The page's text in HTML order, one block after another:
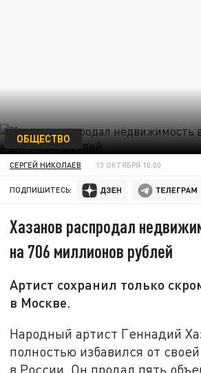
ОБЩЕСТВО
СЕРГЕЙ НИКОЛАЕВ 13 ОКТЯБРЯ 10:00
ПОДПИШИТЕСЬ:
Хазанов распродал
на 706 миллионов рублей
Артист сохранил только
в Москве.
Народный артист Геннадий
полностью избавился от
в России. Он продал пять